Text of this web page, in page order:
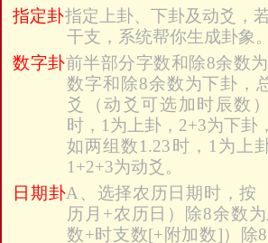
指定卦指定上卦、下卦及动爻，
干支，系统帮你生成卦象。
数字卦前半部分字数和除8余数
数字和除8余数为下卦，
爻（动爻可选加时辰数
时，1为上卦，2+3为下卦
如两组数1.23时，1为上
1+2+3为动爻。
日期卦A、选择农历日期时，按
历月+农历日）除8余数
数+时支数[+附加数]）除